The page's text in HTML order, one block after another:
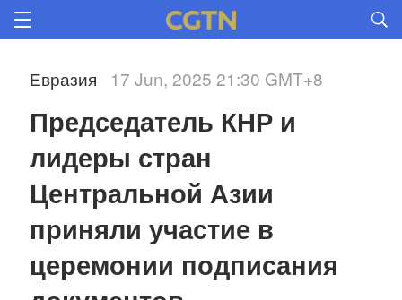
Евразия 17 Jun, 2025 21:30 GMT+8
Председатель КНР и
лидеры стран
Центральной Азии
приняли участие в
церемонии подписания